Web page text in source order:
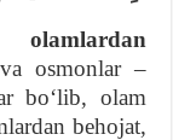
osmonlar –
boʻlib, olam
behojat,